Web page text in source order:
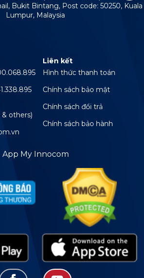
Bukit Bintang, Post code: 50250, Kuala
Lumpur, Malaysia
& others)
Liên kết
Hình thức thanh toán
Chính sách bảo mật
Chính sách đổi trả
Chính sách bảo hành
App My Innocom